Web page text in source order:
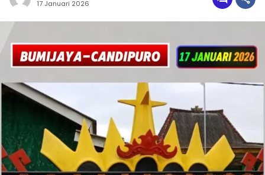
17 Januari 2026